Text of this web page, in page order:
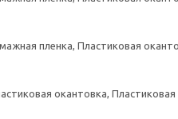
пленка, Пластиковая
окантовка, Пластиковая